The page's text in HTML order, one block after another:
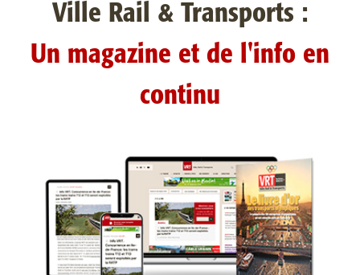
Ville Rail & Transports :
Un magazine et de l'info en
continu